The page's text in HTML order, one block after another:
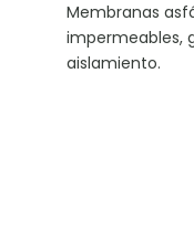
Membranas
impermeables,
aislamiento.